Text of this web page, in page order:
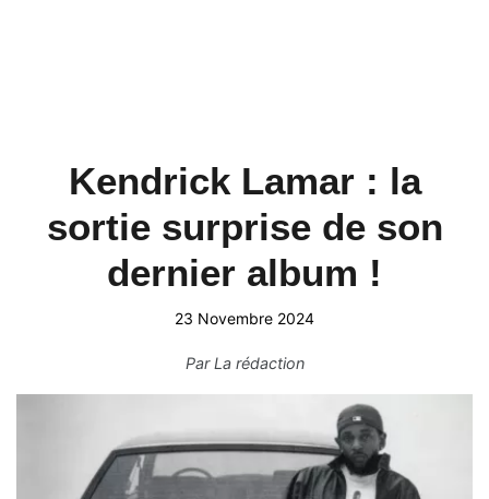
Kendrick Lamar : la
sortie surprise de son
dernier album !
23 Novembre 2024
ParLa rédaction